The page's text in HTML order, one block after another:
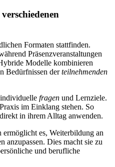
Formaten stattfinden.
Präsenzveranstaltungen
Modelle kombinieren
Bedürfnissen derteilnehmenden
fragen und Lernziele.
im Einklang stehen. So
in ihrem Alltag anwenden.
es, Weiterbildung an
anzupassen. Dies macht sie zu
und berufliche